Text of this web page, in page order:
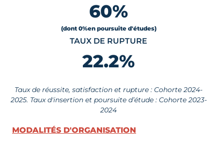
60%
(dont 0%en poursuite d'études)
TAUX DE RUPTURE
22.2%
Taux de réussite, satisfaction et rupture : Cohorte 2024-
2025. Taux d'insertion et poursuite d’étude : Cohorte 2023-
2024
MODALITÉS D'ORGANISATION